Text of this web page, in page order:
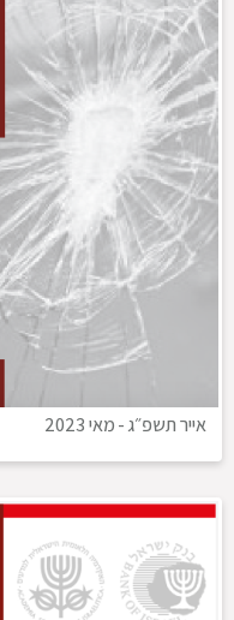
אייר תשפ״ג-מאי 2023